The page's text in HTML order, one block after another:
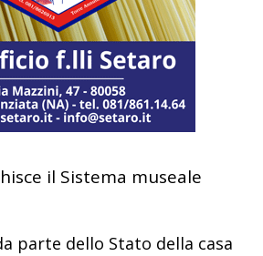
il Sistema museale
parte dello Stato della casa